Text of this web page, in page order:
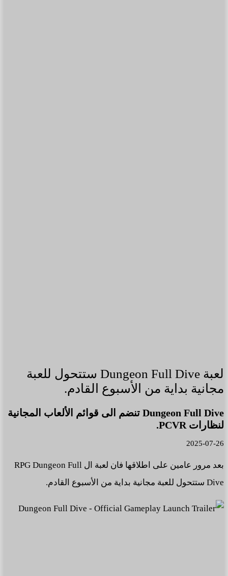
لعبة Dungeon Full Dive ستتحول للعبة
مجانية بداية من الأسبوع القادم.
Dungeon Full Dive تنضم الى قوائم الألعاب المجانية
لنظارات PCVR.
2025-07-26
بعد مرور عامين على اطلاقها فان لعبة ال RPG Dungeon Full
Dive ستتحول للعبة مجانية بداية من الأسبوع القادم.